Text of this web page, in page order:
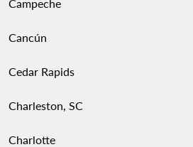
Campeche
Cancún
Cedar Rapids
Charleston, SC
Charlotte